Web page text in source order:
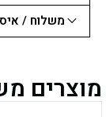
משלוח /
מוצרים